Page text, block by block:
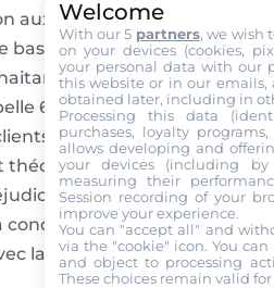
aux victimes, mais la
base juridique précieuse
faire valoir leurs
60 Millions de
dont les données ont
théoriquement demander
sur le fondement de
condition de prouver le
la fuite chez Free.
Welcome
With our 5 partners, we wish
on your devices (cookies,
your personal data with our
this website or in our emails,
obtained later, including in
Processing this data
purchases, loyalty
allows developing and
your devices (including
measuring their
Session recording of your
improve your experience.
You can "accept all" and
via the "cookie" icon. You
and object to processing
These choices remain valid